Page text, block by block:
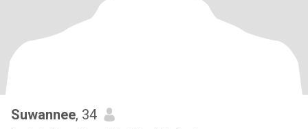
Suwannee, 34